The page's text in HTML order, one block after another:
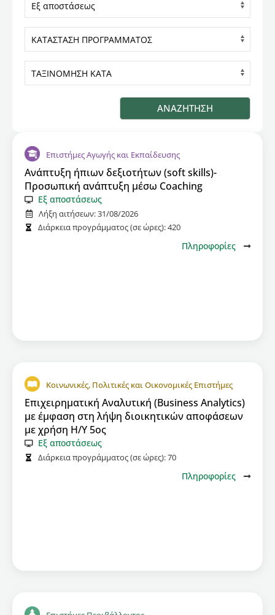
Επιστήμες Αγωγής και Εκπαίδευσης
Ανάπτυξη ήπιων δεξιοτήτων (soft skills)-
Προσωπική ανάπτυξη μέσω Coaching
Εξ αποστάσεως
Λήξη αιτήσεων:31/08/2026
Διάρκεια προγράμματος (σε ώρες):420
Πληροφορίες
Κοινωνικές, Πολιτικές και Οικονομικές Επιστήμες
Επιχειρηματική Αναλυτική (Business Analytics)
με έμφαση στη λήψη διοικητικών αποφάσεων
με χρήση Η/Υ 5ος
Εξ αποστάσεως
Διάρκεια προγράμματος (σε ώρες):70
Πληροφορίες